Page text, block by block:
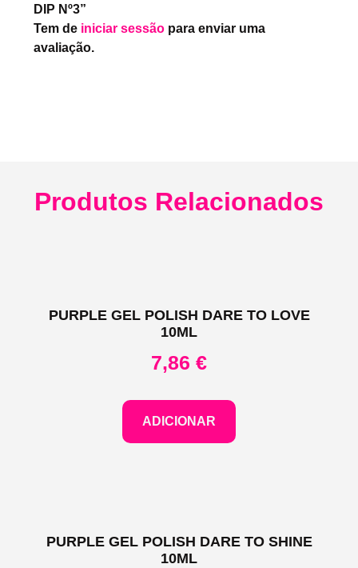
DIP Nº3”
Tem de iniciar sessão para enviar uma
avaliação.
Produtos Relacionados
PURPLE GEL POLISH DARE TO LOVE
10ML
7,86 €
ADICIONAR
PURPLE GEL POLISH DARE TO SHINE
10ML